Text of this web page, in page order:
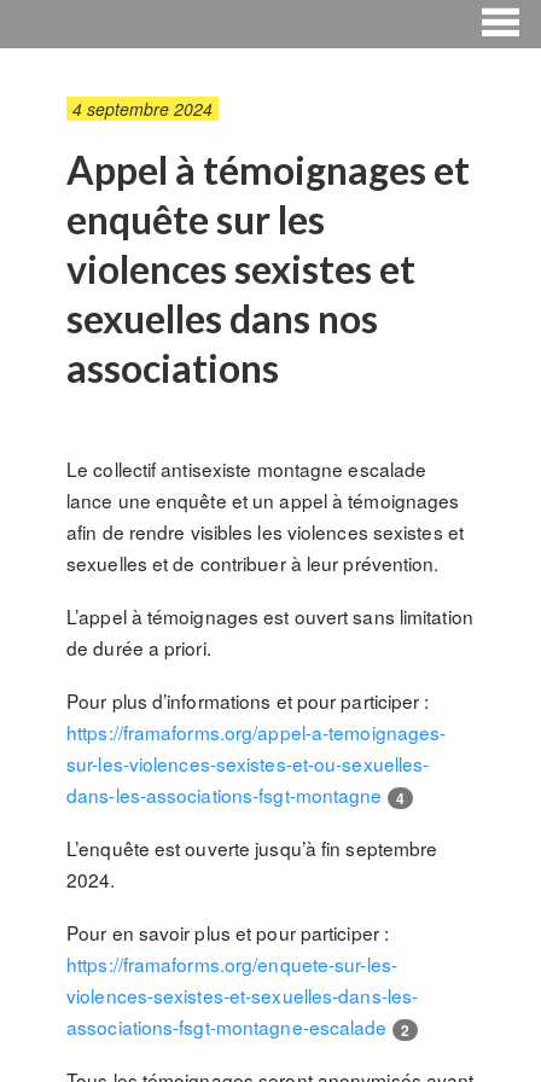
4 septembre 2024
Appel à témoignages et
enquête sur les
violences sexistes et
sexuelles dans nos
associations
Le collectif antisexiste montagne escalade
lance une enquête et un appel à témoignages
afin de rendre visibles les violences sexistes et
sexuelles et de contribuer à leur prévention.
L’appel à témoignages est ouvert sans limitation
de durée a priori.
Pour plus d’informations et pour participer :
https://framaforms.org/appel-a-temoignages-
sur-les-violences-sexistes-et-ou-sexuelles-
dans-les-associations-fsgt-montagne
4
L’enquête est ouverte jusqu’à fin septembre
2024.
Pour en savoir plus et pour participer :
https://framaforms.org/enquete-sur-les-
violences-sexistes-et-sexuelles-dans-les-
associations-fsgt-montagne-escalade
2